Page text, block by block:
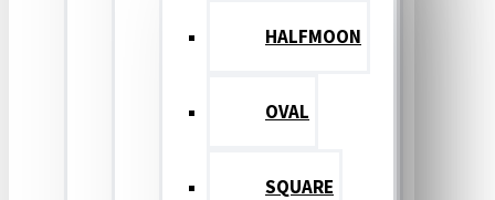
HALFMOON
OVAL
SQUARE